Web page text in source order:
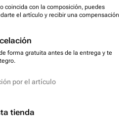
coincida con la composición, puedes
el artículo y recibir una compensación
forma gratuita antes de la entrega y te
por el artículo
tienda